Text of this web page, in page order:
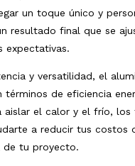
un toque único y
resultado final que se
expectativas.
y versatilidad, el
de eficiencia
aislar el calor y el frío, los
a reducir tus costos
de tu proyecto.